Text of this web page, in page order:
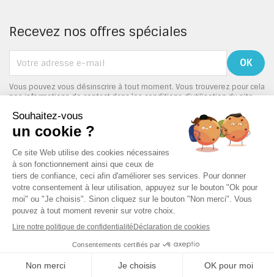
Recevez nos offres spéciales
Vous pouvez vous désinscrire à tout moment. Vous trouverez pour cela
nos informations de contact dans les conditions d'utilisation du site.
PRODUITS
NOTRE SOCIÉTÉ 
VOTRE COMPTE
INFORMATIONS